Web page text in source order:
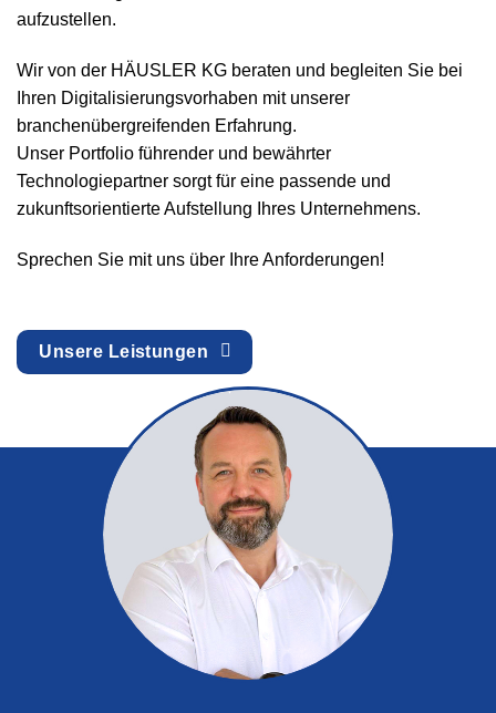
aufzustellen.
Wir von der HÄUSLER KG beraten und begleiten Sie bei
Ihren Digitalisierungsvorhaben mit unserer
branchenübergreifenden Erfahrung.
Unser Portfolio führender und bewährter
Technologiepartner sorgt für eine passende und
zukunftsorientierte Aufstellung Ihres Unternehmens.
Sprechen Sie mit uns über Ihre Anforderungen!
Unsere Leistungen